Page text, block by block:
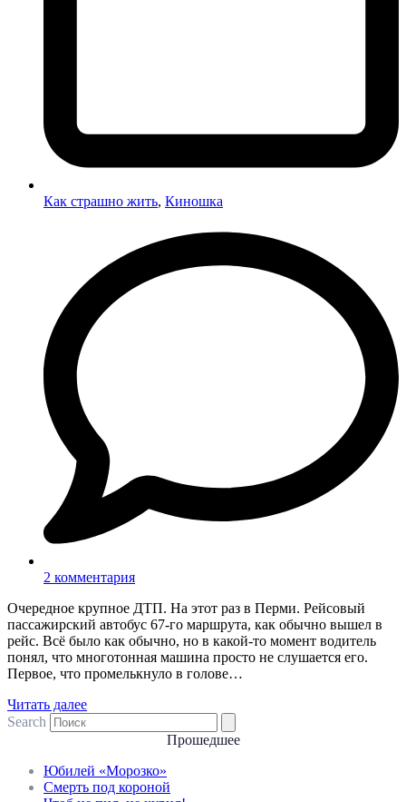
Как страшно жить, Киношка
2 комментария
Очередное крупное ДТП. На этот раз в Перми. Рейсовый
пассажирский автобус 67-го маршрута, как обычно вышел в
рейс. Всё было как обычно, но в какой-то момент водитель
понял, что многотонная машина просто не слушается его.
Первое, что промелькнуло в голове…
Читать далее
Search
Прошедшее
Юбилей «Морозко»
Смерть под короной